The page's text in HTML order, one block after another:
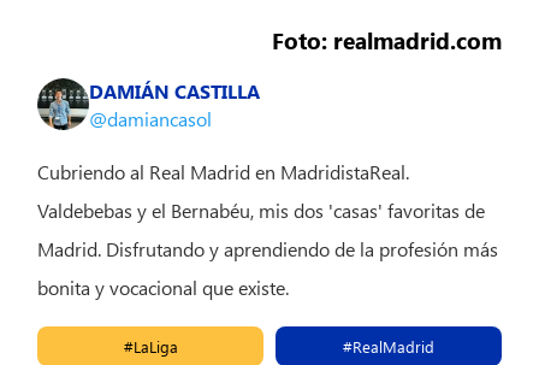
Foto: realmadrid.com
DAMIÁN CASTILLA
@damiancasol
Cubriendo al Real Madrid en MadridistaReal.
Valdebebas y el Bernabéu, mis dos 'casas' favoritas de
Madrid. Disfrutando y aprendiendo de la profesión más
bonita y vocacional que existe.
#LaLiga #RealMadrid